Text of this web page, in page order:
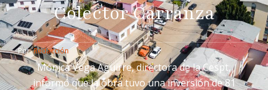
Colector Carranza
Por: Redacción
Mónica Vega Aguirre, directora de la Cespt,
informó que la obra tuvo una inversión de 81